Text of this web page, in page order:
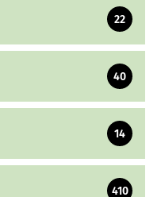
22
40
14
410